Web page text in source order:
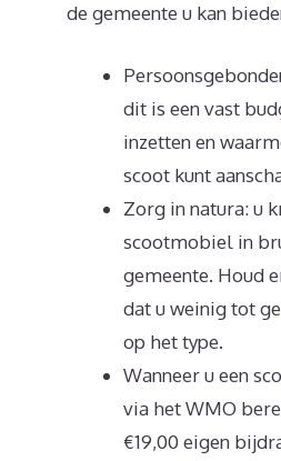
de gemeente u kan
dit is een vast
inzetten en
scoot kunt
Zorg in natura: u
scootmobiel in
gemeente. Houd
dat u weinig tot
op het type.
Wanneer u een
via het WMO
€19,00 eigen